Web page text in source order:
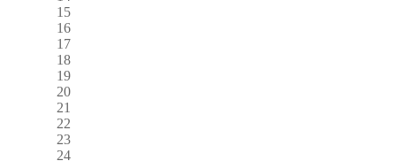
15
16
17
18
19
20
21
22
23
24